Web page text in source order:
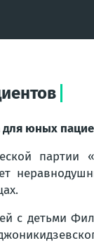
юных
партии
с детьми